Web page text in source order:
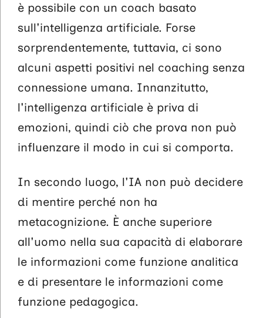
è possibile con un coach basato
sull'intelligenza artificiale. Forse
sorprendentemente, tuttavia, ci sono
alcuni aspetti positivi nel coaching senza
connessione umana. Innanzitutto,
l'intelligenza artificiale è priva di
emozioni, quindi ciò che prova non può
influenzare il modo in cui si comporta.
In secondo luogo, l'IA non può decidere
di mentire perché non ha
metacognizione. È anche superiore
all'uomo nella sua capacità di elaborare
le informazioni come funzione analitica
e di presentare le informazioni come
funzione pedagogica.